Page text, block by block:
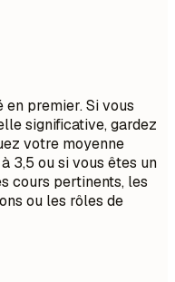
premier. Si vous
significative, gardez
votre moyenne
3,5 ou si vous êtes un
cours pertinents, les
ou les rôles de